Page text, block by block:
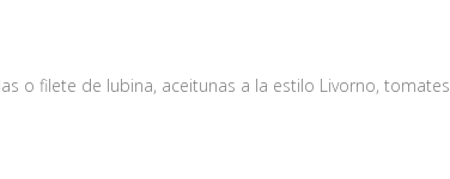
o filete de lubina, aceitunas a la estilo Livorno,